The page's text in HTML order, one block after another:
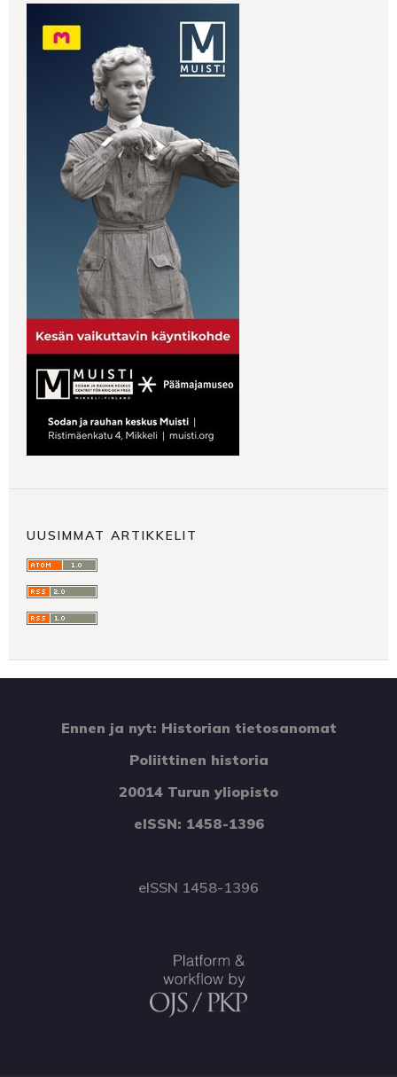
UUSIMMAT ARTIKKELIT
Ennen ja nyt: Historian tietosanomat
Poliittinen historia
20014 Turun yliopisto
eISSN: 1458-1396
eISSN 1458-1396